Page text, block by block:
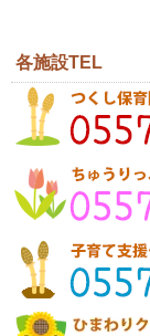
各施設TEL